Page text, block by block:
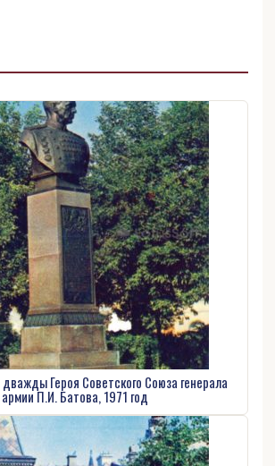
Героя Советского Союза генерала
армии П.И. Батова, 1971 год